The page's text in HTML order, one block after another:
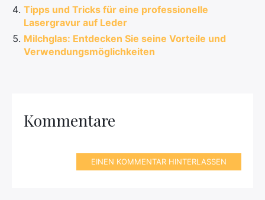
Tipps und Tricks für eine professionelle
Lasergravur auf Leder
Milchglas: Entdecken Sie seine Vorteile und
Verwendungsmöglichkeiten
Kommentare
EINEN KOMMENTAR HINTERLASSEN